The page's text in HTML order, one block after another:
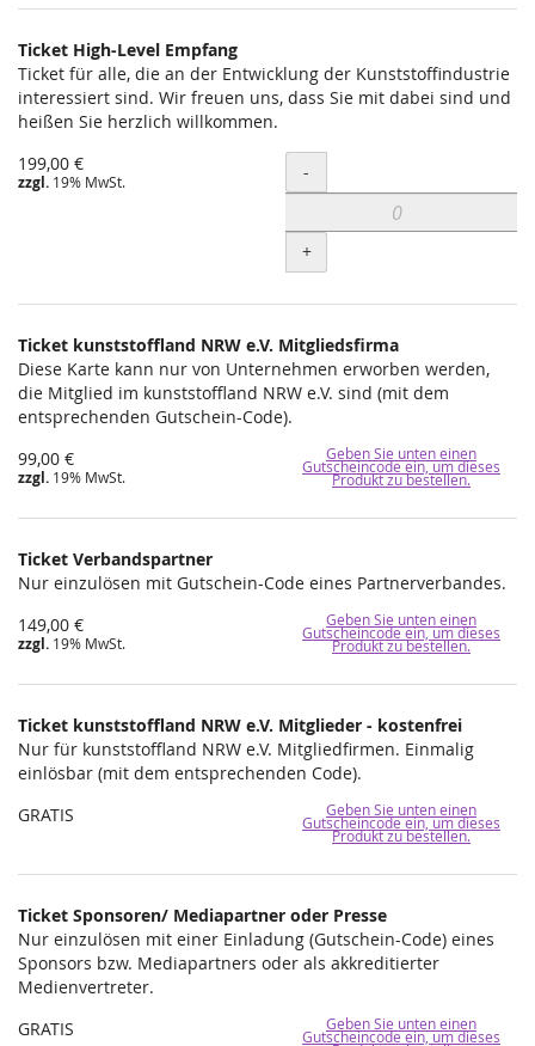
Produkte
Unkategorisierte
Produkte
Ticket High-Level Empfang
Ticket für alle, die an der Entwicklung der Kunststoffindustrie
interessiert sind. Wir freuen uns, dass Sie mit dabei sind und
heißen Sie herzlich willkommen.
199,00 €
zzgl. 19% MwSt. Menge
-
+
Ticket kunststoffland NRW e.V. Mitgliedsfirma
Diese Karte kann nur von Unternehmen erworben werden,
die Mitglied im kunststoffland NRW e.V. sind (mit dem
entsprechenden Gutschein-Code).
99,00 €
zzgl. 19% MwSt.
Geben Sie unten einen
Gutscheincode ein, um dieses
Produkt zu bestellen.
Ticket Verbandspartner
Nur einzulösen mit Gutschein-Code eines Partnerverbandes.
149,00 €
zzgl. 19% MwSt.
Geben Sie unten einen
Gutscheincode ein, um dieses
Produkt zu bestellen.
Ticket kunststoffland NRW e.V. Mitglieder - kostenfrei
Nur für kunststoffland NRW e.V. Mitgliedfirmen. Einmalig
einlösbar (mit dem entsprechenden Code).
GRATIS
Geben Sie unten einen
Gutscheincode ein, um dieses
Produkt zu bestellen.
Ticket Sponsoren/ Mediapartner oder Presse
Nur einzulösen mit einer Einladung (Gutschein-Code) eines
Sponsors bzw. Mediapartners oder als akkreditierter
Medienvertreter.
GRATIS
Geben Sie unten einen
Gutscheincode ein, um dieses